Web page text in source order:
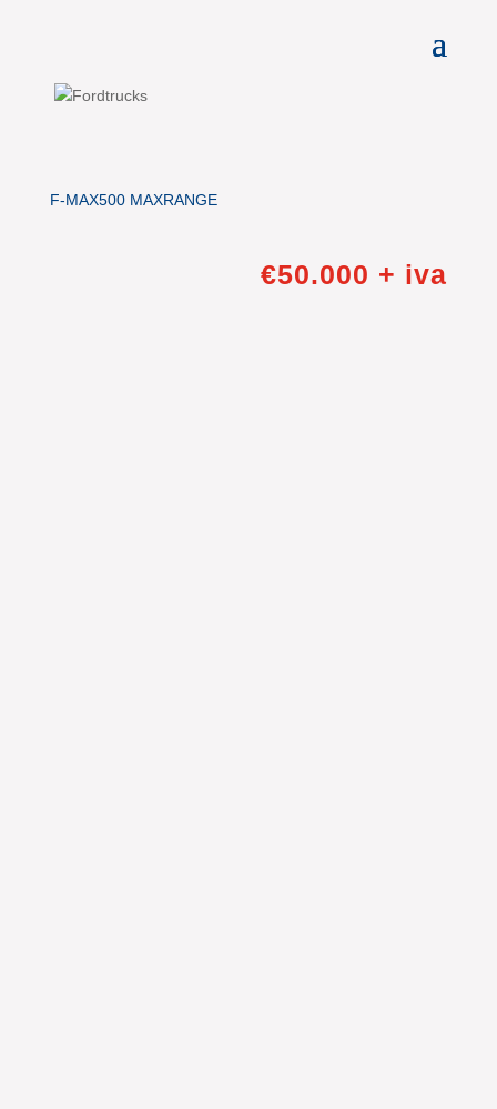
F-MAX500 MAXRANGE
€50.000 + iva